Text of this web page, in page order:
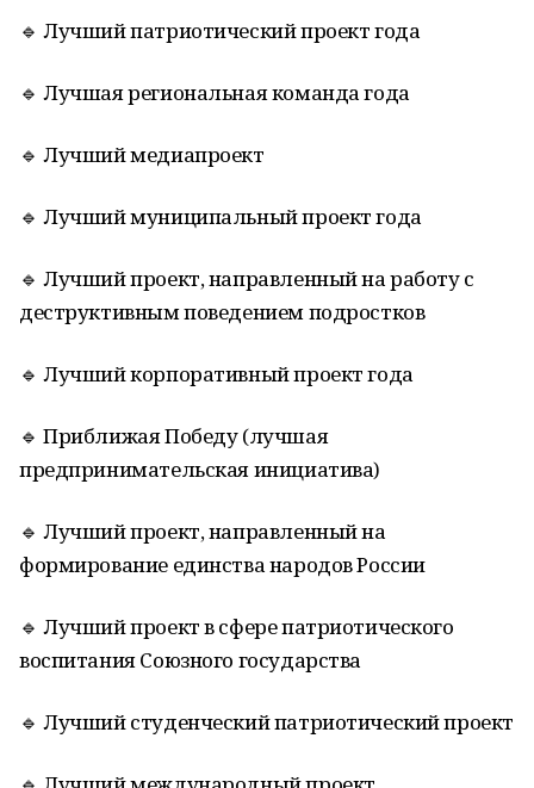
🔹 Лучший патриотический проект года
🔹 Лучшая региональная команда года
🔹 Лучший медиапроект
🔹 Лучший муниципальный проект года
🔹 Лучший проект, направленный на работу с
деструктивным поведением подростков
🔹 Лучший корпоративный проект года
🔹 Приближая Победу (лучшая
предпринимательская инициатива)
🔹 Лучший проект, направленный на
формирование единства народов России
🔹 Лучший проект в сфере патриотического
воспитания Союзного государства
🔹 Лучший студенческий патриотический проект